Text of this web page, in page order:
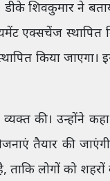
शिवकुमार ने
एक्सचेंज स्थापित
किया जाएगा।
की। उन्होंने
तैयार की
ताकि लोगों को